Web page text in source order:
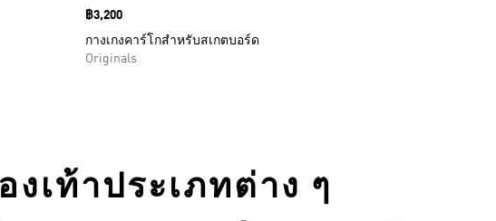
Price
฿3,200
กางเกงคาร์โกสำหรับสเกตบอร์ด
Originals
งเท้าประเภทต่าง ๆ